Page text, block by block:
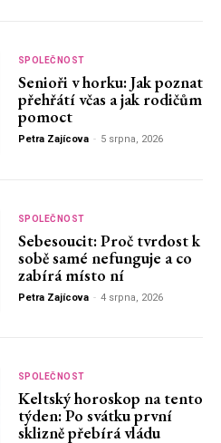
SPOLEČNOST
Senioři v horku: Jak poznat
přehřátí včas a jak rodičům
pomoct
Petra Zajícova - 5 srpna, 2026
SPOLEČNOST
Sebesoucit: Proč tvrdost k
sobě samé nefunguje a co
zabírá místo ní
Petra Zajícova - 4 srpna, 2026
SPOLEČNOST
Keltský horoskop na tento
týden: Po svátku první
sklizně přebírá vládu